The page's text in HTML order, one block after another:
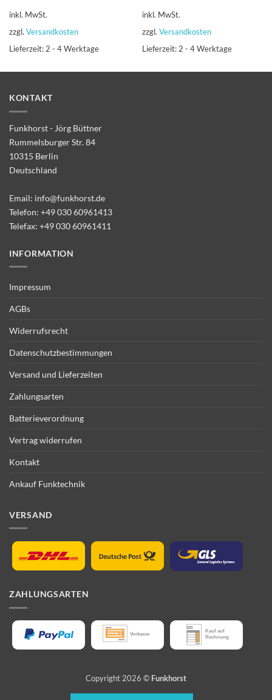
inkl. MwSt.
zzgl. Versandkosten
Lieferzeit:2 - 4 Werktage
inkl. MwSt.
zzgl. Versandkosten
Lieferzeit:2 - 4 Werktage
KONTAKT
Funkhorst - Jörg Büttner
Rummelsburger Str. 84
10315 Berlin
Deutschland
Email: info@funkhorst.de
Telefon: +49 030 60961413
Telefax: +49 030 60961411
INFORMATION
Impressum
AGBs
Widerrufsrecht
Datenschutzbestimmungen
Versand und Lieferzeiten
Zahlungsarten
Batterieverordnung
Vertrag widerrufen
Kontakt
Ankauf Funktechnik
VERSAND
ZAHLUNGSARTEN
Copyright 2026 © Funkhorst